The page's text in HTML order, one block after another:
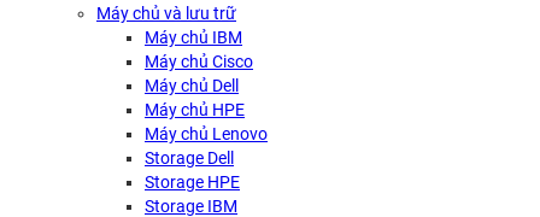
Máy chủ và lưu trữ
Máy chủ IBM
Máy chủ Cisco
Máy chủ Dell
Máy chủ HPE
Máy chủ Lenovo
Storage Dell
Storage HPE
Storage IBM